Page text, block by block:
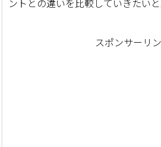
ントとの違いを比較していきたいと
スポンサーリ